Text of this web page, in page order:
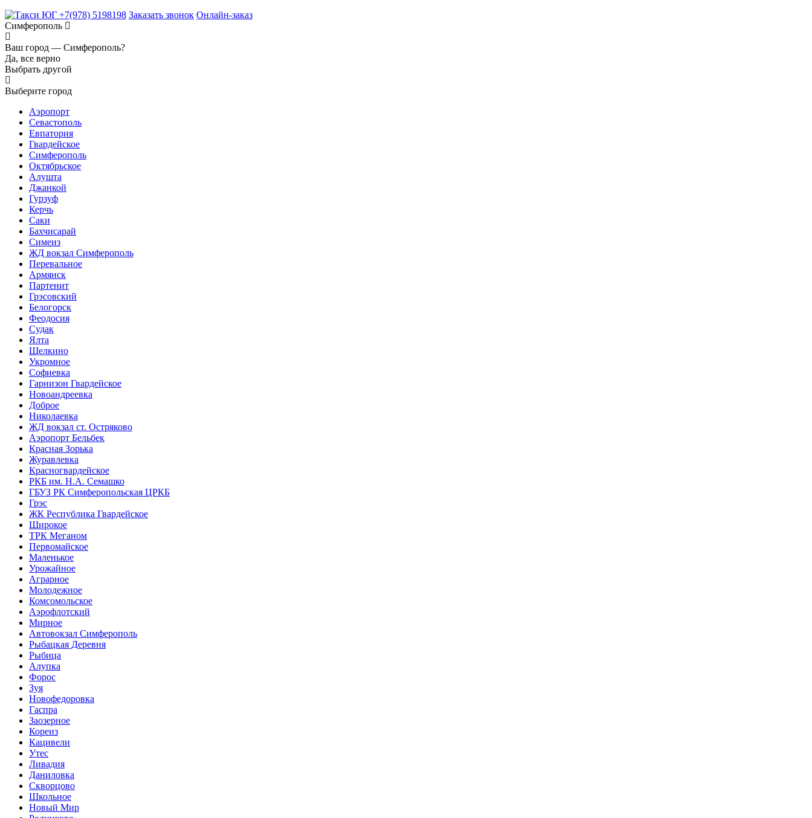
+7(978) 5198198 Заказать звонок Онлайн-заказ
Симферополь
Ваш город — Симферополь?
Да, все верно
Выбрать другой
Выберите город
Аэропорт
Севастополь
Евпатория
Гвардейское
Симферополь
Октябрьское
Алушта
Джанкой
Гурзуф
Керчь
Саки
Бахчисарай
Симеиз
ЖД вокзал Симферополь
Перевальное
Армянск
Партенит
Грэсовский
Белогорск
Феодосия
Судак
Ялта
Щелкино
Укромное
Софиевка
Гарнизон Гвардейское
Новоандреевка
Доброе
Николаевка
ЖД вокзал ст. Остряково
Аэропорт Бельбек
Красная Зорька
Журавлевка
Красногвардейское
РКБ им. Н.А. Семашко
ГБУЗ РК Симферопольская ЦРКБ
Грэс
ЖК Республика Гвардейское
Широкое
ТРК Меганом
Первомайское
Маленькое
Урожайное
Аграрное
Молодежное
Комсомольское
Аэрофлотский
Мирное
Автовокзал Симферополь
Рыбацкая Деревня
Рыбица
Алупка
Форос
Зуя
Новофедоровка
Гаспра
Заозерное
Кореиз
Кацивели
Утес
Ливадия
Даниловка
Скворцово
Школьное
Новый Мир